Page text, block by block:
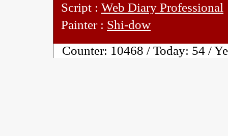
Script : Web Diary Professional
Painter : Shi-dow
Counter: 10468 / Today: 54 /